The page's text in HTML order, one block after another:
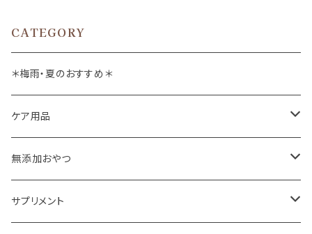
CATEGORY
＊梅雨・夏のおすすめ＊
ケア用品
肉球バーム
ドッグソープ
無添加おやつ
お肉
サプリメント